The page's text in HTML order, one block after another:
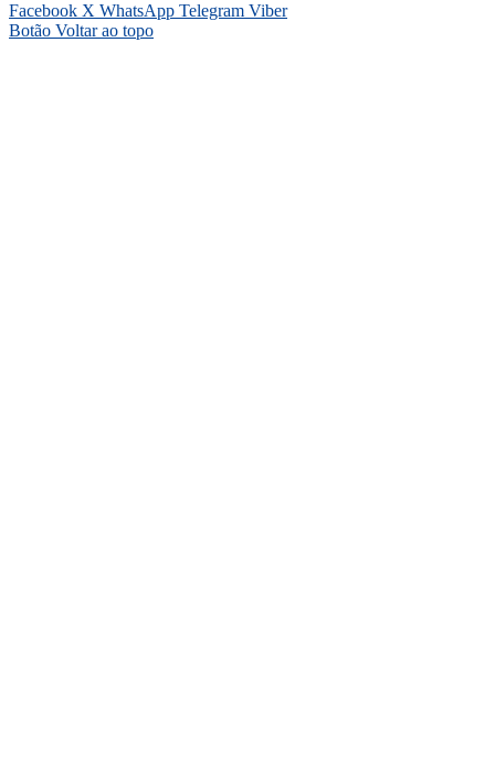
Facebook X WhatsApp Telegram Viber
Botão Voltar ao topo